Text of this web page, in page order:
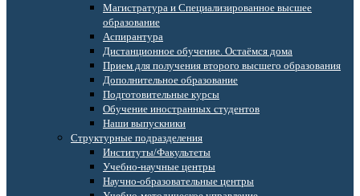
Магистратура и Специализированное высшее
образование
Аспирантура
Дистанционное обучение. Остаёмся дома
Прием для получения второго высшего образования
Дополнительное образование
Подготовительные курсы
Обучение иностранных студентов
Наши выпускники
Структурные подразделения
Институты/Факультеты
Учебно-научные центры
Научно-образовательные центры